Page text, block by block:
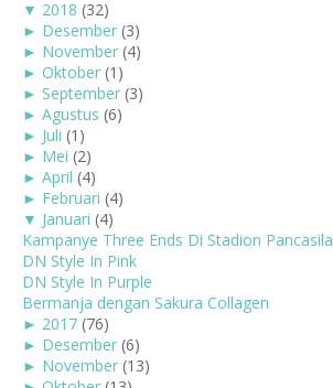
▼ 2018 (32)
► Desember (3)
► November (4)
► Oktober (1)
► September (3)
► Agustus (6)
► Juli (1)
► Mei (2)
► April (4)
► Februari (4)
▼ Januari (4)
Kampanye Three Ends Di Stadion Pancasila
DN Style In Pink
DN Style In Purple
Bermanja dengan Sakura Collagen
► 2017 (76)
► Desember (6)
► November (13)